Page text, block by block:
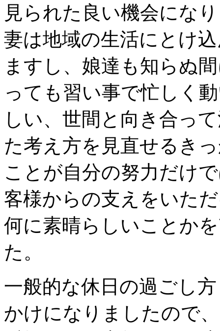
見られた良い機会にな
妻は地域の生活にとけ
ますし、娘達も知らぬ
っても習い事で忙しく
しい、世間と向き合っ
た考え方を見直せるき
ことが自分の努力だけ
客様からの支えをいた
何に素晴らしいことか
た。
一般的な休日の過ごし
かけになりましたので